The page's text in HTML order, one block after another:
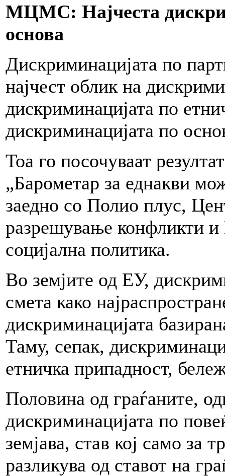
МЦМС: Најчеста
основа
Дискриминацијата по
најчест облик на
дискриминацијата по
дискриминацијата по
Тоа го посочуваат
„Барометар за еднакви
заедно со Полио плус,
разрешување конфликти и
социјална политика.
Во земјите од ЕУ,
смета како
дискриминацијата
Таму, сепак,
етничка припадност,
Половина од граѓаните,
дискриминацијата по
земјава, став кој само за
разликува од ставот на